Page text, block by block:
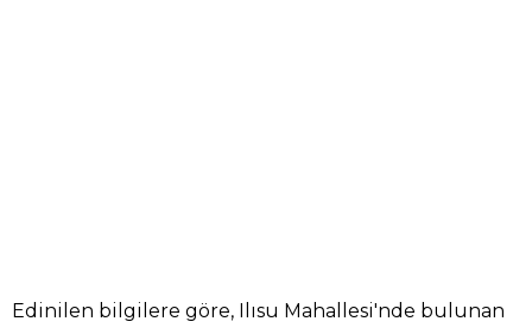
Edinilen bilgilere göre, Ilısu Mahallesi'nde bulunan